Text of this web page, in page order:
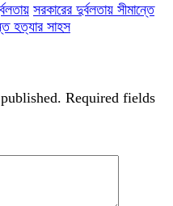
সরকারের দুর্বলতায় সীমান্তে
হত্যার সাহস
Required fields